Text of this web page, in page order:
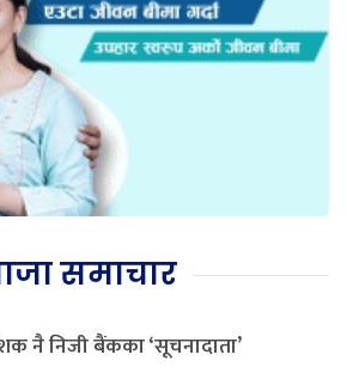
समाचार
नै निजी बैंकका ‘सूचनादाता’